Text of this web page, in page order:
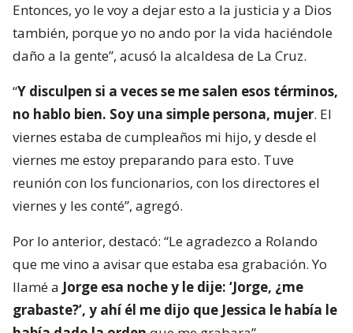
Entonces, yo le voy a dejar esto a la justicia y a Dios
también, porque yo no ando por la vida haciéndole
daño a la gente”, acusó la alcaldesa de La Cruz.
“Y disculpen si a veces se me salen esos términos,
no hablo bien. Soy una simple persona, mujer. El
viernes estaba de cumpleaños mi hijo, y desde el
viernes me estoy preparando para esto. Tuve
reunión con los funcionarios, con los directores el
viernes y les conté”, agregó.
Por lo anterior, destacó: “Le agradezco a Rolando
que me vino a avisar que estaba esa grabación. Yo
llamé a Jorge esa noche y le dije: ‘Jorge, ¿me
grabaste?’, y ahí él me dijo que Jessica le había le